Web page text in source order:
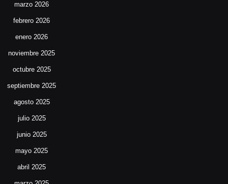
marzo 2026
febrero 2026
enero 2026
noviembre 2025
octubre 2025
septiembre 2025
agosto 2025
julio 2025
junio 2025
mayo 2025
abril 2025